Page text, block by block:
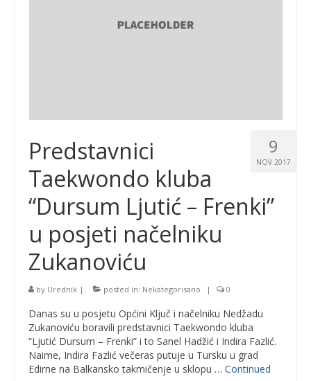
9
NOV 2017
Predstavnici
Taekwondo kluba
“Dursum Ljutić – Frenki”
u posjeti načelniku
Zukanoviću
by Urednik | posted in: Nekategorisano | 0
Danas su u posjetu Općini Ključ i načelniku Nedžadu
Zukanoviću boravili predstavnici Taekwondo kluba
“Ljutić Dursum – Frenki” i to Sanel Hadžić i Indira Fazlić.
Naime, Indira Fazlić večeras putuje u Tursku u grad
Edirne na Balkansko takmičenje u sklopu … Continued